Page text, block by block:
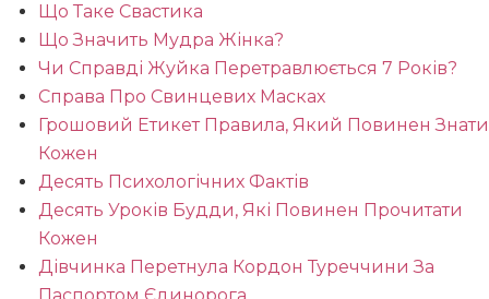
Що Таке Свастика
Що Значить Мудра Жінка?
Чи Справді Жуйка Перетравлюється 7 Років?
Справа Про Свинцевих Масках
Грошовий Етикет Правила, Який Повинен Знати
Кожен
Десять Психологічних Фактів
Десять Уроків Будди, Які Повинен Прочитати
Кожен
Дівчинка Перетнула Кордон Туреччини За